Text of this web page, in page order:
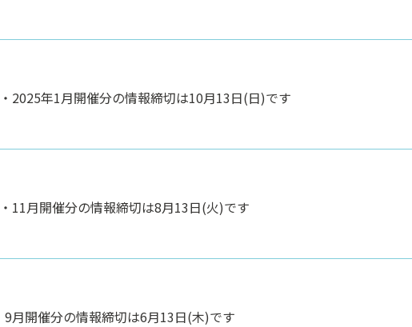
2025年1月開催分の情報締切は10月13日(日)です
11月開催分の情報締切は8月13日(火)です
9月開催分の情報締切は6月13日(木)です